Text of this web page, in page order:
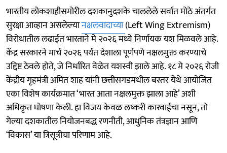
भारतीय लोकशाहीसमोरील दशकानुदशके चाललेले सर्वांत मोठे अंतर्गत
सुरक्षा आव्हान असलेल्यानक्षलवादाच्या(Left Wing Extremism)
विरोधातील लढाईत भारताने मे २०२६ मध्ये निर्णायक यश मिळवले आहे.
केंद्र सरकारने मार्च २०२६ पर्यंत देशाला पूर्णपणे नक्षलमुक्त करण्याचे
उद्दिष्ट ठेवले होते, जे निर्धारित वेळेत यशस्वी झाले आहे. १८ मे २०२६ रोजी
केंद्रीय गृहमंत्री अमित शाह यांनी छत्तीसगडमधील बस्तर येथे आयोजित
एका विशेष कार्यक्रमात ‘भारत आता नक्षलमुक्त झाला आहे’ अशी
अधिकृत घोषणा केली. हा विजय केवळ लष्करी कारवाईचा नसून, तो
गेल्या दशकातील नियोजनबद्ध रणनीती, आधुनिक तंत्रज्ञान आणि
‘विकास’ या त्रिसूत्रीचा परिणाम आहे.